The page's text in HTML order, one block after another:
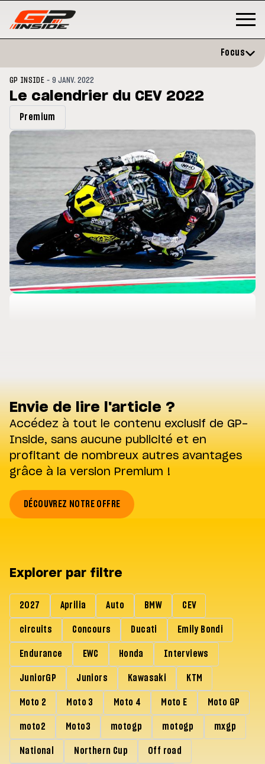
MOTO GP
Zarco évite l'opération et vise un
retour en septembre
MOTO GP
MotoGP :
signent
2027-
Focus
GP INSIDE -9 JANV. 2022
Le calendrier du CEV 2022
Premium
Envie de lire l'article ?
Accédez à tout le contenu exclusif de GP-
Inside, sans aucune publicité et en
profitant de nombreux autres avantages
grâce à la version Premium !
DÉCOUVREZ NOTRE OFFRE
Explorer par filtre
2027 Aprilia Auto BMW CEV
circuits Concours Ducati Emily Bondi
Endurance EWC Honda Interviews
JuniorGP Juniors Kawasaki KTM
Moto 2 Moto 3 Moto 4 Moto E Moto GP
moto2 Moto3 motogp motogp mxgp
National Northern Cup Off road